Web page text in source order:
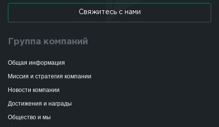
Свяжитесь с нами
Группа компаний
Общая информация
Миссия и стратегия компании
Новости компании
Достижения и награды
Общество и мы